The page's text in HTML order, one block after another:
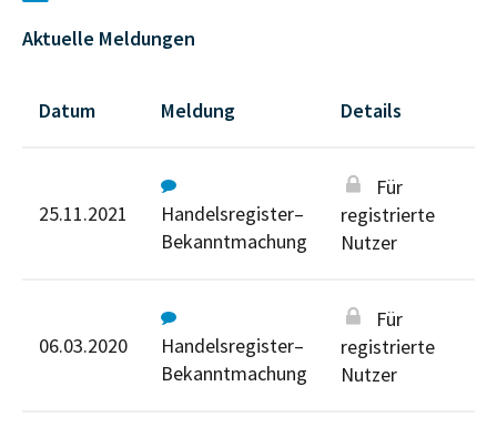
Aktuelle Meldungen
Datum Meldung Details
25.11.2021
Handelsregister–
Bekanntmachung
Für
registrierte
Nutzer
06.03.2020
Handelsregister–
Bekanntmachung
Für
registrierte
Nutzer